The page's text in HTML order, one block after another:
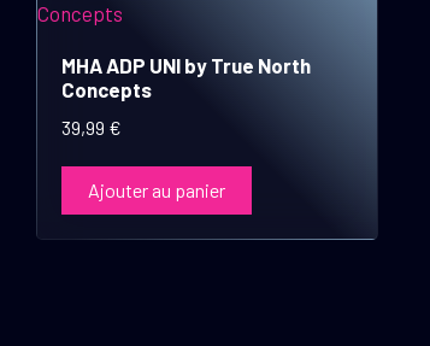
MHA ADP UNI by True North
Concepts
39,99 €
Ajouter au panier